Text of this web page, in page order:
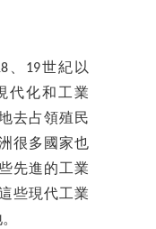
、19世紀以
代化和工業
去占領殖民
很多國家也
先進的工業
些現代工業